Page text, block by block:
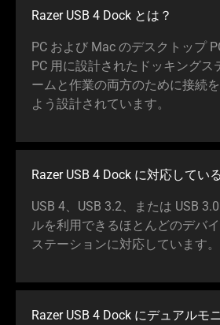
Razer USB 4 Dock とは？
PC および Mac のデスクトップ
PC 用に設計されたドッキングス
ームと作業の両方のために接続
よう設計されてい ます。
Razer USB 4 Dock に対応してい
USB 4、USB 3.2、または USB
ルを利用できるほとんどのデバ
ステーションに対応してい ます。
Razer USB 4 Dock にデュアルモ